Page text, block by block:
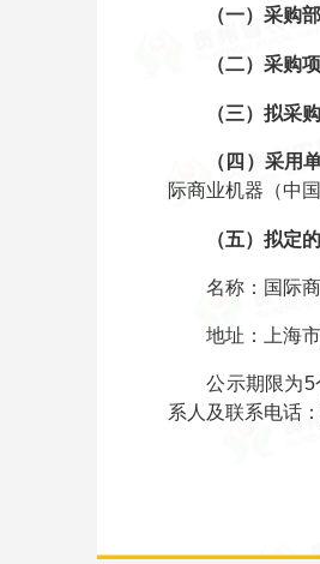
（一）采购部
（二）采购项
（三）拟采购
（四）采用单
际商业机器（中
（五）拟定的
名称：国际商
地址：上海市
公示期限为5个
系人及联系电话